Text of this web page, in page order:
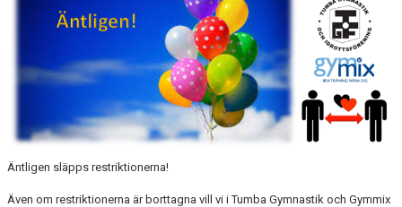
BILDGALLERI
Äntligen släpps restriktionerna!
Även om restriktionerna är borttagna vill vi i Tumba Gymnastik och Gymmix